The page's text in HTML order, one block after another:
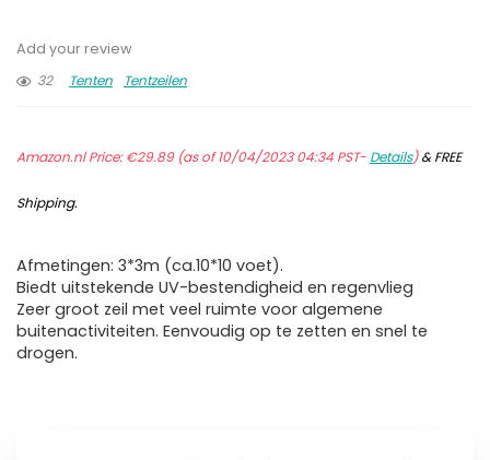
Add your review
32
Tenten Tentzeilen
Amazon.nl Price:€29.89(as of 10/04/2023 04:34 PST- Details)&FREE
Shipping.
Afmetingen: 3*3m (ca.10*10 voet).
Biedt uitstekende UV-bestendigheid en regenvlieg
Zeer groot zeil met veel ruimte voor algemene
buitenactiviteiten. Eenvoudig op te zetten en snel te
drogen.